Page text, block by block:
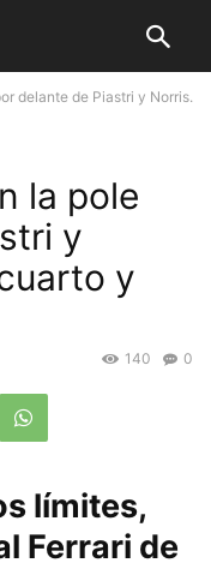
delante de Piastri y Norris.
la pole
y
y
0
140
límites,
Ferrari de